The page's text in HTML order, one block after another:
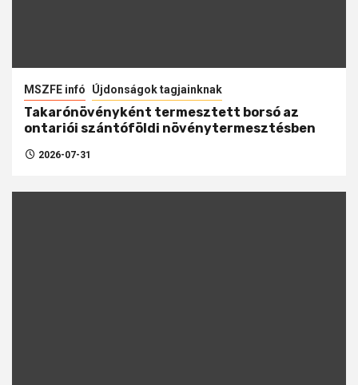
MSZFE infó Újdonságok tagjainknak
Takarónövényként termesztett borsó az
ontariói szántóföldi növénytermesztésben
2026-07-31